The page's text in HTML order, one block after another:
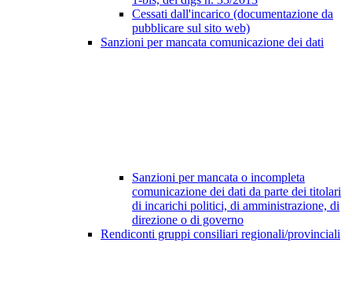
Cessati dall'incarico (documentazione da
pubblicare sul sito web)
Sanzioni per mancata comunicazione dei dati
Sanzioni per mancata o incompleta
comunicazione dei dati da parte dei titolari
di incarichi politici, di amministrazione, di
direzione o di governo
Rendiconti gruppi consiliari regionali/provinciali